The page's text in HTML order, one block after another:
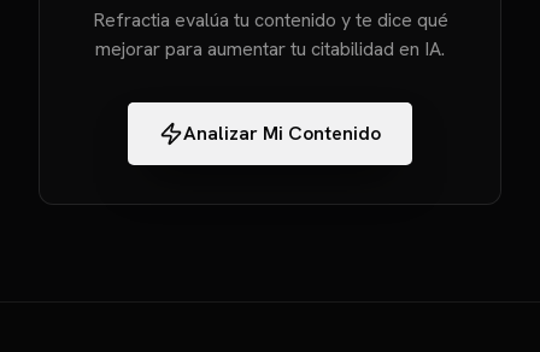
Refractia evalúa tu contenido y te dice qué
mejorar para aumentar tu citabilidad en IA.
Analizar Mi Contenido